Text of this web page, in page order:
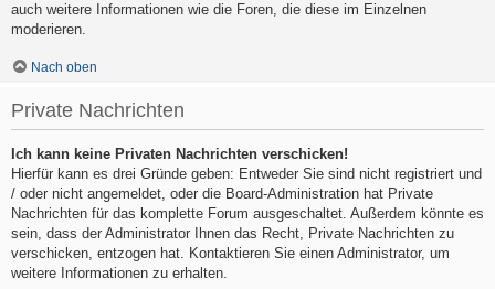
auch weitere Informationen wie die Foren, die diese im Einzelnen
moderieren.
Nach oben
Private Nachrichten
Ich kann keine Privaten Nachrichten verschicken!
Hierfür kann es drei Gründe geben: Entweder Sie sind nicht registriert und
/ oder nicht angemeldet, oder die Board-Administration hat Private
Nachrichten für das komplette Forum ausgeschaltet. Außerdem könnte es
sein, dass der Administrator Ihnen das Recht, Private Nachrichten zu
verschicken, entzogen hat. Kontaktieren Sie einen Administrator, um
weitere Informationen zu erhalten.